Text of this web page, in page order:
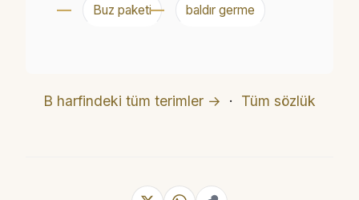
Buz paketi baldır germe
B harfindeki tüm terimler → · Tüm sözlük